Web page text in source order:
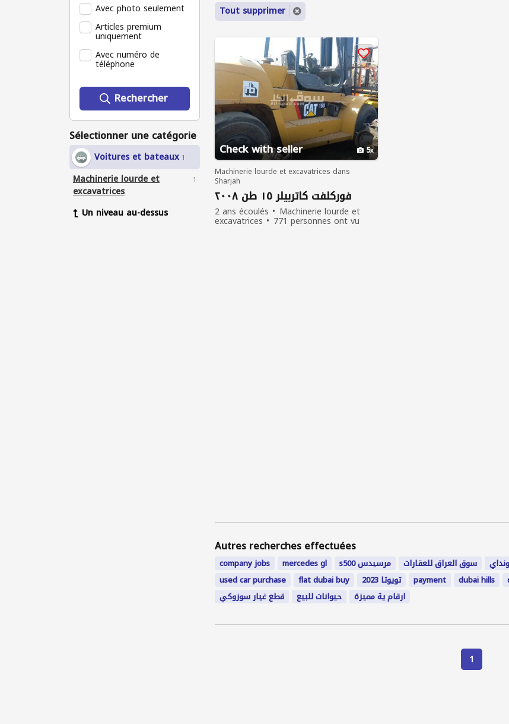
Avec photo seulement
Articles premium
uniquement
Avec numéro de
téléphone
Rechercher
Sélectionner une catégorie
Voitures et bateaux 1
Machinerie lourde et
excavatrices
1
Un niveau au-dessus
Tout supprimer
Check with seller 5
Machinerie lourde et excavatrices dans
Sharjah
فوركلفت كاتربيلر ١٥ طن ٢٠٠٨
2 ans écoulés Machinerie lourde et
excavatrices 771 personnes ont vu
Autres recherches effectuées
company jobs mercedes gl s500 مرسيدس سوق العراق للعقارات
used car purchase
flat dubai buy تويوتا 2023 payment dubai hills
قطع غيار سوزوكي
حيوانات للبيع ارقام ية مميزة
1